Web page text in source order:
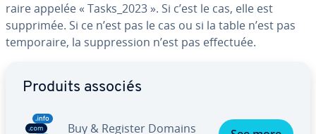
raire appelée « Tasks_2023 ». Si c’est le cas, elle est
supprimée. Si ce n’est pas le cas ou si la table n’est pas
tem­po­raire, la sup­pres­sion n’est pas effectuée.
Produits associés
Buy & Register Domains